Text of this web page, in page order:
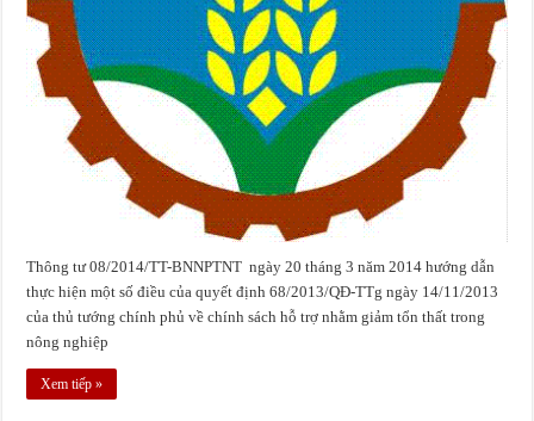
Thông tư 08/2014/TT-BNNPTNT ngày 20 tháng 3 năm 2014 hướng dẫn
thực hiện một số điều của quyết định 68/2013/QĐ-TTg ngày 14/11/2013
của thủ tướng chính phủ về chính sách hỗ trợ nhằm giảm tổn thất trong
nông nghiệp
Xem tiếp »